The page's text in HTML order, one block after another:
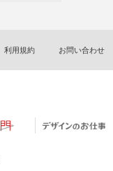
利用規約 お問い合わせ